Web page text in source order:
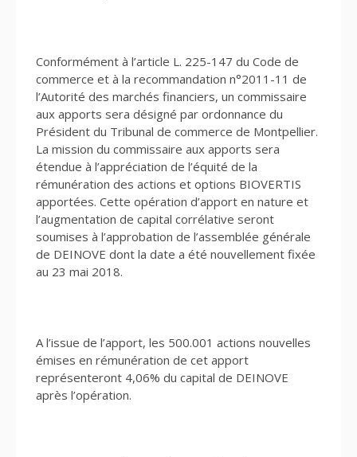
Conformément à l’article L. 225-147 du Code de
commerce et à la recommandation n°2011-11 de
l’Autorité des marchés financiers, un commissaire
aux apports sera désigné par ordonnance du
Président du Tribunal de commerce de Montpellier.
La mission du commissaire aux apports sera
étendue à l’appréciation de l’équité de la
rémunération des actions et options BIOVERTIS
apportées. Cette opération d’apport en nature et
l’augmentation de capital corrélative seront
soumises à l’approbation de l’assemblée générale
de DEINOVE dont la date a été nouvellement fixée
au 23 mai 2018.
A l’issue de l’apport, les 500.001 actions nouvelles
émises en rémunération de cet apport
représenteront 4,06% du capital de DEINOVE
après l’opération.